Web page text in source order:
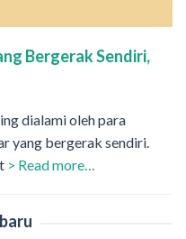
Bergerak Sendiri,
dialami oleh para
yang bergerak sendiri.
> Read more…